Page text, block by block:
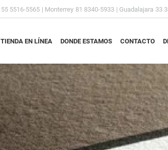
55 5516-5565 | Monterrey 81 8340-5933 | Guadalajara 33
TIENDA EN LÍNEA DONDE ESTAMOS CONTACTO